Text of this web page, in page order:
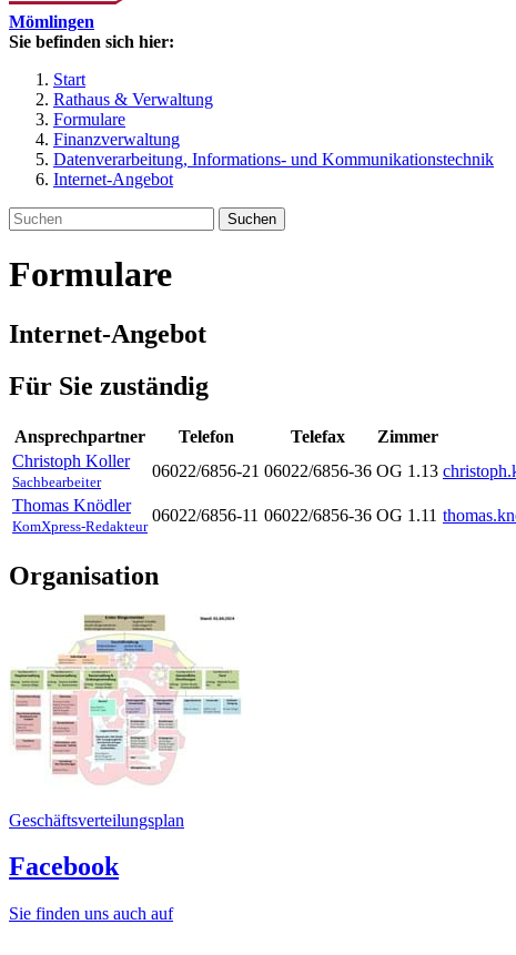
Mömlingen
Sie befinden sich hier:
Start
Rathaus & Verwaltung
Formulare
Finanzverwaltung
Datenverarbeitung, Informations- und Kommunikationstechnik
Internet-Angebot
Suchen
Formulare
Internet-Angebot
Für Sie zuständig
Ansprechpartner Telefon Telefax Zimmer
Christoph Koller
Sachbearbeiter
06022/6856-21 06022/6856-36 OG 1.13
Thomas Knödler
KomXpress-Redakteur
06022/6856-11 06022/6856-36 OG 1.11
Organisation
Geschäftsverteilungsplan
Facebook
Sie finden uns auch auf